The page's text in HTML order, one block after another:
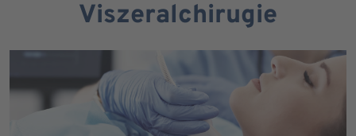
Viszeralchirugie